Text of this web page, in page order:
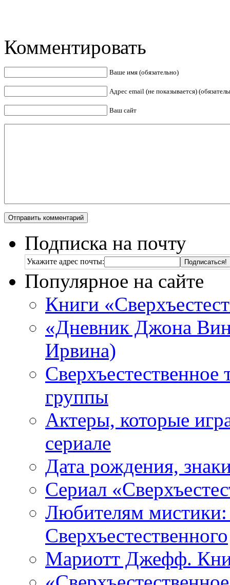
Комментировать
Ваше имя (обязательно)
Адрес email (не показывается)
Ваш сайт
Подписка на почту
Укажите адрес почты:
Популярное на сайте
Книги
«Дневник Джона
Ирвина)
Сверхъестественное
группы
Актеры, которые
сериале
Дата рождения,
Сериал
Любителям
Сверхъестественного
Мариотт Джефф.